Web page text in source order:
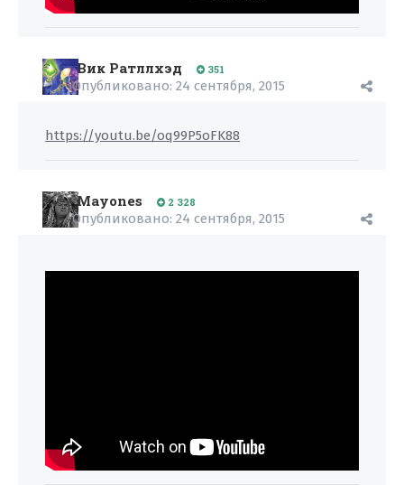
Вик Ратллхэд 351
Опубликовано: 24 сентября, 2015
https://youtu.be/oq99P5oFK88
Mayones 2 328
Опубликовано: 24 сентября, 2015